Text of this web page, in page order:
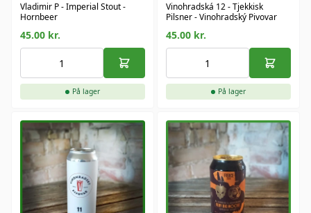
Vladimir P​ - Imperial Stout -
Hornbeer
45.00 kr.
På lager
Vinohradská 12 - Tjekkisk
Pilsner - Vinohradský Pivovar
45.00 kr.
På lager